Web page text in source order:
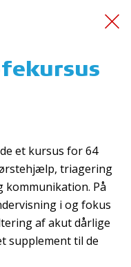
livet
et kursus for 64
triagering
kommunikation. På
i og fokus
af akut dårlige
supplement til de
TryghedsGruppens